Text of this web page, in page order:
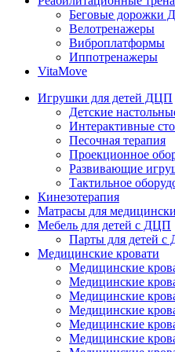
Беговые дорожки
Велотренажеры
Виброплатформы
Иппотренажеры
VitaMove
Игрушки для детей ДЦП
Детские
Интерактивные
Песочная терапия
Проекционное
Развивающие
Тактильное
Кинезотерапия
Матрасы для
Мебель для детей с ДЦП
Парты для детей
Медицинские кровати
Медицинские
Медицинские
Медицинские
Медицинские
Медицинские
Медицинские